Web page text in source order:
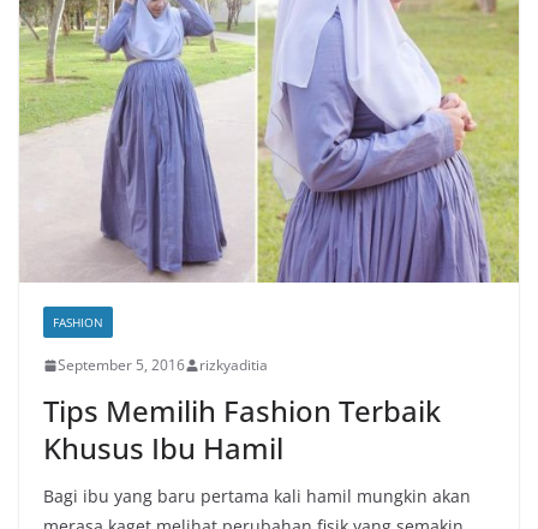
FASHION
September 5, 2016 rizkyaditia
Tips Memilih Fashion Terbaik
Khusus Ibu Hamil
Bagi ibu yang baru pertama kali hamil mungkin akan